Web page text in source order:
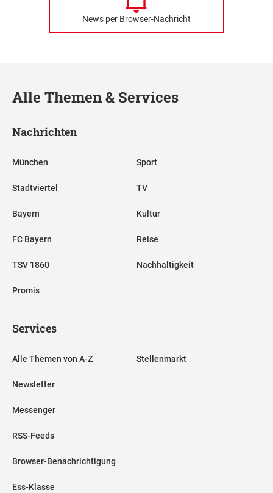
News per Browser-Nachricht
Alle Themen & Services
Nachrichten
München
Stadtviertel
Bayern
FC Bayern
TSV 1860
Promis
Sport
TV
Kultur
Reise
Nachhaltigkeit
Services
Alle Themen von A-Z
Newsletter
Messenger
RSS-Feeds
Browser-Benachrichtigung
Ess-Klasse
Stellenmarkt